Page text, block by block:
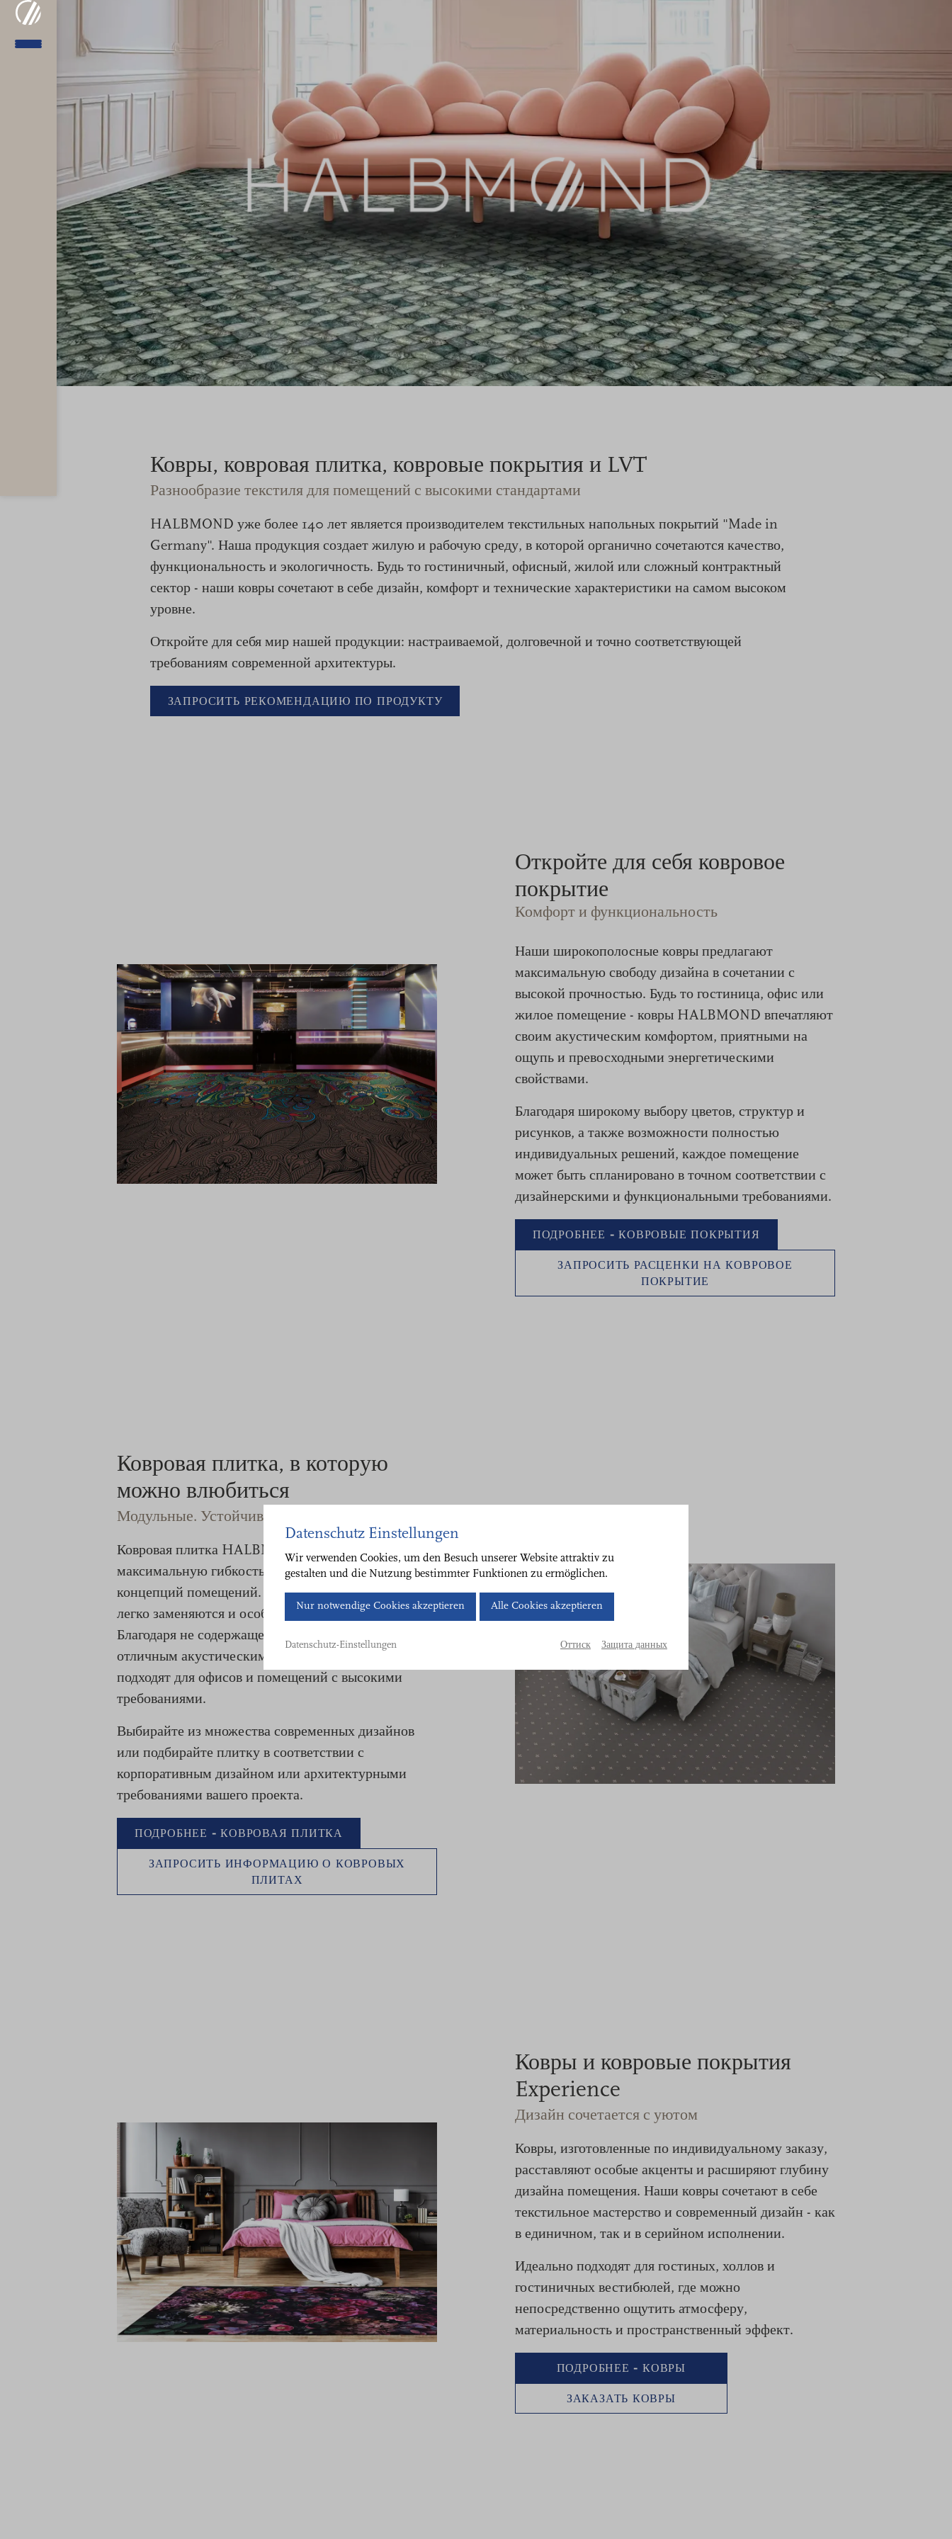
Ковры, ковровая плитка, ковровые покрытия и LVT
Разнообразие текстиля для помещений с высокими стандартами
HALBMOND уже более 140 лет является производителем текстильных напольных покрытий "Made in
Germany". Наша продукция создает жилую и рабочую среду, в которой органично сочетаются качество,
функциональность и экологичность. Будь то гостиничный, офисный, жилой или сложный контрактный
сектор - наши ковры сочетают в себе дизайн, комфорт и технические характеристики на самом высоком
уровне.
Откройте для себя мир нашей продукции: настраиваемой, долговечной и точно соответствующей
требованиям современной архитектуры.
ЗАПРОСИТЬ РЕКОМЕНДАЦИЮ ПО ПРОДУКТУ
Откройте для себя ковровое
покрытие
Комфорт и функциональность
Наши широкополосные ковры предлагают
максимальную свободу дизайна в сочетании с
высокой прочностью. Будь то гостиница, офис или
жилое помещение - ковры HALBMOND впечатляют
своим акустическим комфортом, приятными на
ощупь и превосходными энергетическими
свойствами.
Благодаря широкому выбору цветов, структур и
рисунков, а также возможности полностью
индивидуальных решений, каждое помещение
может быть спланировано в точном соответствии с
дизайнерскими и функциональными требованиями.
ПОДРОБНЕЕ - КОВРОВЫЕ ПОКРЫТИЯ
ЗАПРОСИТЬ РАСЦЕНКИ НА КОВРОВОЕ
ПОКРЫТИЕ
Ковровая плитка, в которую
можно влюбиться
Модульные. Устойчивый. Эффективный.
Ковровая плитка HALBMOND обеспечивает
максимальную гибкость при создании современных
концепций помещений. Они быстро монтируются,
легко заменяются и особенно экологичны.
Благодаря не содержащей ПВХ и битума подложке и
отличным акустическим свойствам они идеально
подходят для офисов и помещений с высокими
требованиями.
Выбирайте из множества современных дизайнов
или подбирайте плитку в соответствии с
корпоративным дизайном или архитектурными
требованиями вашего проекта.
ПОДРОБНЕЕ - КОВРОВАЯ ПЛИТКА
ЗАПРОСИТЬ ИНФОРМАЦИЮ О КОВРОВЫХ
ПЛИТАХ
Ковры и ковровые покрытия
Experience
Дизайн сочетается с уютом
Ковры, изготовленные по индивидуальному заказу,
расставляют особые акценты и расширяют глубину
дизайна помещения. Наши ковры сочетают в себе
текстильное мастерство и современный дизайн - как
в единичном, так и в серийном исполнении.
Идеально подходят для гостиных, холлов и
гостиничных вестибюлей, где можно
непосредственно ощутить атмосферу,
материальность и пространственный эффект.
ПОДРОБНЕЕ - КОВРЫ
ЗАКАЗАТЬ КОВРЫ
Datenschutz Einstellungen
Wir verwenden Cookies, um den Besuch unserer Website attraktiv zu
gestalten und die Nutzung bestimmter Funktionen zu ermöglichen.
Nur notwendige Cookies akzeptieren Alle Cookies akzeptieren
Datenschutz-Einstellungen Оттиск Защита данных
Cookie-
Banner
Auswahl.